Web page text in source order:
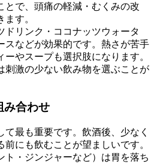
とで、頭痛の軽減・むくみの改
す。
ドリンク・ココナッツウォータ
スなどが効果的です。熱さが苦手
やスープも選択肢になります。
刺激の少ない飲み物を選ぶことが
み合わせ
最も重要です。飲酒後、少なく
にも飲むことが望ましいです。
ト・ジンジャーなど）は胃を落ち